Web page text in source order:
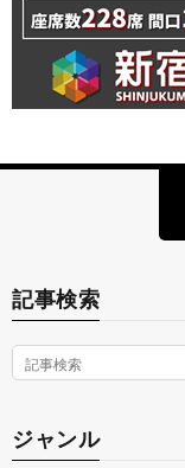
記事検索
ジャンル